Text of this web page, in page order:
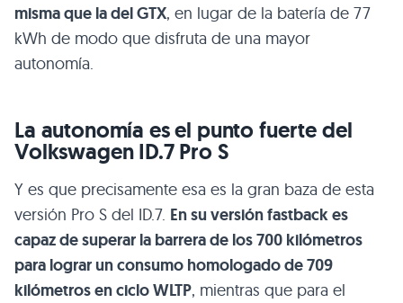
misma que la del GTX, en lugar de la batería de 77
kWh de modo que disfruta de una mayor
autonomía.
La autonomía es el punto fuerte del
Volkswagen ID.7 Pro S
Y es que precisamente esa es la gran baza de esta
versión Pro S del ID.7. En su versión fastback es
capaz de superar la barrera de los 700 kilómetros
para lograr un consumo homologado de 709
kilómetros en ciclo WLTP, mientras que para el